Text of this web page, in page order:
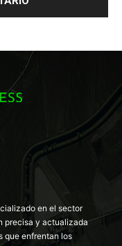
en el sector
precisa y actualizada
que enfrentan los